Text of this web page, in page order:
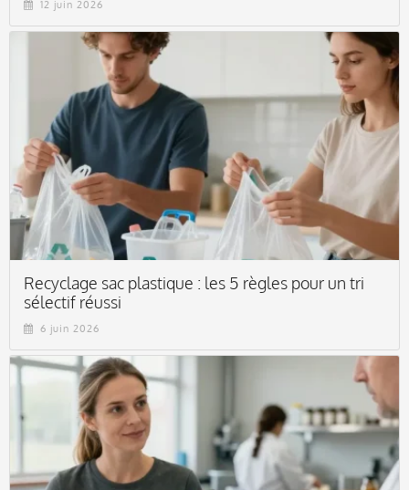
12 juin 2026
Recyclage sac plastique : les 5 règles pour un tri
sélectif réussi
6 juin 2026